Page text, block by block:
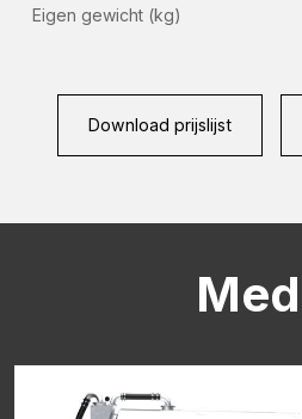
Eigen gewicht (kg)
Download prijslijst
(Vereist)
CAPTCHA